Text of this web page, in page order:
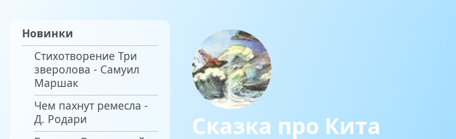
Новинки
Стихотворение Три
зверолова - Самуил
Маршак
Чем пахнут ремесла -
Д. Родари
Сказка про Кита